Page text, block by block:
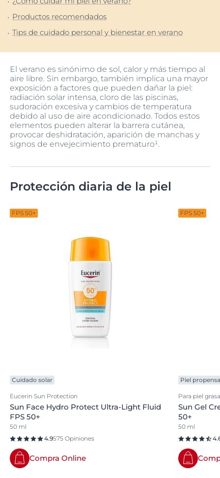
Productos recomendados
Tips de cuidado personal y bienestar en verano
El verano es sinónimo de sol, calor y más tiempo al
aire libre. Sin embargo, también implica una mayor
exposición a factores que pueden dañar la piel:
radiación solar intensa, cloro de las piscinas,
sudoración excesiva y cambios de temperatura
debido al uso de aire acondicionado. Todos estos
elementos pueden alterar la barrera cutánea,
provocar deshidratación, aparición de manchas y
signos de envejecimiento prematuro¹.
Protección diaria de la piel
FPS 50+
Cuidado solar
Eucerin Sun Protection
Sun Face Hydro Protect Ultra-Light Fluid
FPS 50+
50 ml
4.9575 Opiniones
Compra Online
FPS 50+
Piel
Para piel
Sun Gel
50+
50 ml